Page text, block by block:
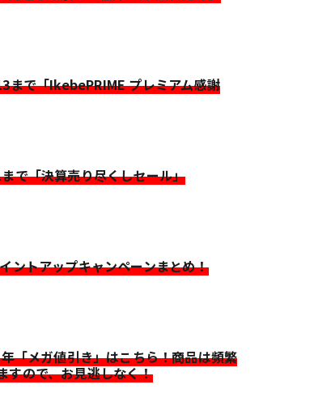
まで「IkebePRIME プレミアム感謝
で「決算売り尽くしセール」
ントアップキャンペーンまとめ！
「メガ値引き」はこちら！商品は頻繁
すので、お見逃しなく！